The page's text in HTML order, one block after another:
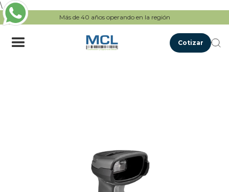
\
Más de 40 años operando en la región
Cotizar